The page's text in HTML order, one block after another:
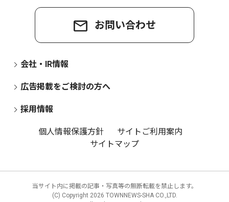
お問い合わせ
会社・IR情報
広告掲載をご検討の方へ
採用情報
個人情報保護方針
サイトご利用案内
サイトマップ
当サイト内に掲載の記事・写真等の無断転載を禁止します。
(C) Copyright 2026 TOWNNEWS-SHA CO.,LTD.